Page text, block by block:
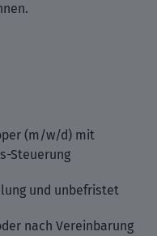
(m/w/d) mit
Steuerung
und unbefristet
nach Vereinbarung